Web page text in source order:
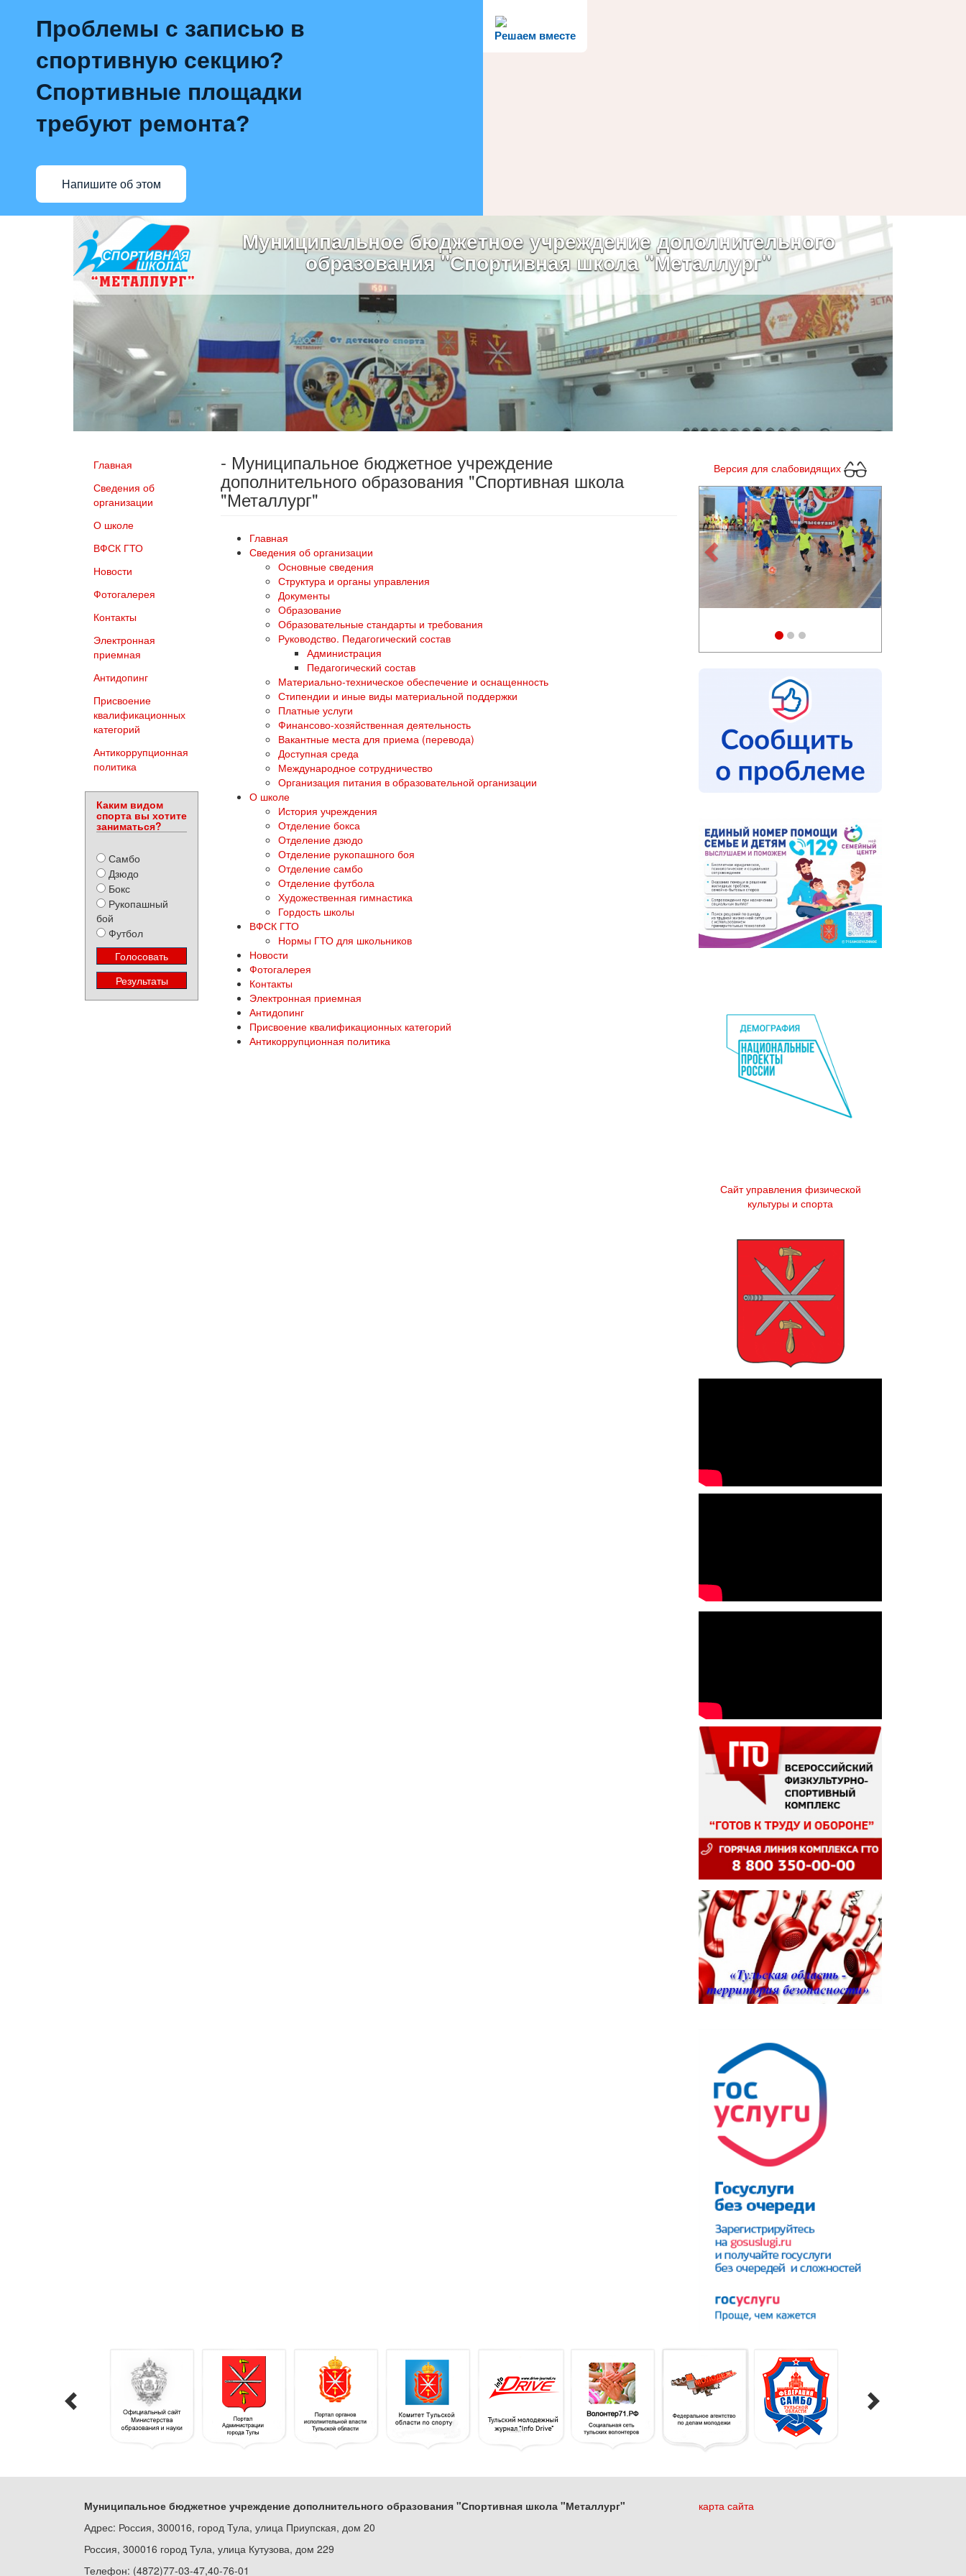
Решаем вместе
Проблемы с записью в
спортивную секцию?
Спортивные площадки
требуют ремонта?
Напишите об этом
Муниципальное бюджетное учреждение дополнительного
образования "Спортивная школа "Металлург"
Главная
Сведения об
организации
О школе
ВФСК ГТО
Новости
Фотогалерея
Контакты
Электронная
приемная
Антидопинг
Присвоение
квалификационных
категорий
Антикоррупционная
политика
Каким видом
спорта вы хотите
заниматься?
Самбо
Дзюдо
Бокс
Рукопашный
бой
Футбол
- Муниципальное бюджетное учреждение
дополнительного образования "Спортивная школа
"Металлург"
Главная
Сведения об организации
Основные сведения
Структура и органы управления
Документы
Образование
Образовательные стандарты и требования
Руководство. Педагогический состав
Администрация
Педагогический состав
Материально-техническое обеспечение и оснащенность
Стипендии и иные виды материальной поддержки
Платные услуги
Финансово-хозяйственная деятельность
Вакантные места для приема (перевода)
Доступная среда
Международное сотрудничество
Организация питания в образовательной организации
О школе
История учреждения
Отделение бокса
Отделение дзюдо
Отделение рукопашного боя
Отделение самбо
Отделение футбола
Художественная гимнастика
Гордость школы
ВФСК ГТО
Нормы ГТО для школьников
Новости
Фотогалерея
Контакты
Электронная приемная
Антидопинг
Присвоение квалификационных категорий
Антикоррупционная политика
Версия для слабовидящих
Previous Next
Сайт управления физической
культуры и спорта
Муниципальное бюджетное учреждение дополнительного образования "Спортивная школа "Металлург"
Адрес: Россия, 300016, город Тула, улица Приупская, дом 20
Россия, 300016 город Тула, улица Кутузова, дом 229
Телефон: (4872)77-03-47,40-76-01
карта сайта